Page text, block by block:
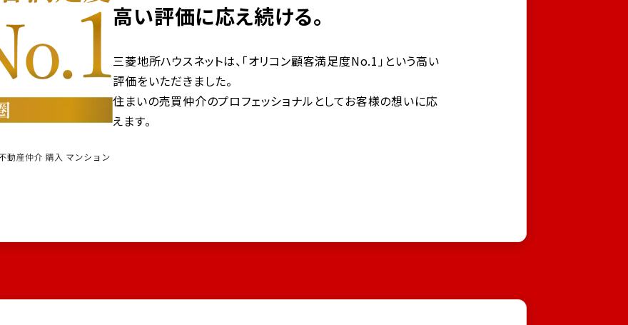
高い評価に応え続ける。
三菱地所ハウスネットは、「オリコン顧客満足度No.1」という高い
評価をいただきました。
住まいの売買仲介のプロフェッショナルとしてお客様の想いに応
えます。